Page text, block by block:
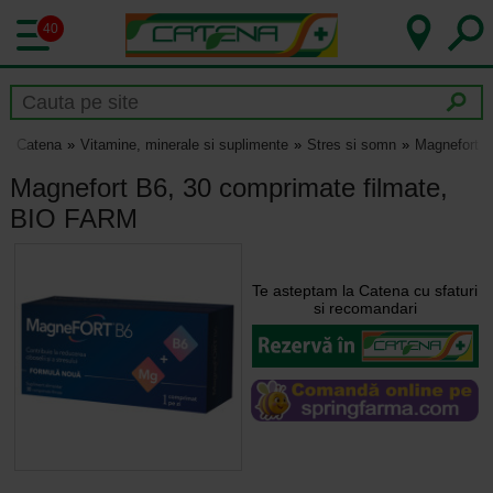
40
Catena Vitamine, minerale si suplimente Stres si somn Magnefort
Magnefort B6, 30 comprimate filmate,
BIO FARM
Te asteptam la Catena cu sfaturi
si recomandari